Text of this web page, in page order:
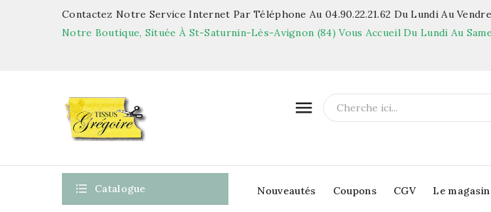
Contactez Notre Service Internet Par Téléphone Au 04.90.22.21.62 Du Lundi Au
Notre Boutique, Située À St-Saturnin-Lès-Avignon (84) Vous Accueil Du Lundi Au

Nouveautés Coupons CGV Le magasin
 Catalogue